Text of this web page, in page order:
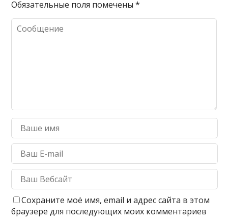
Обязательные поля помечены*
Сохраните моё имя, email и адрес сайта в этом
браузере для последующих моих комментариев